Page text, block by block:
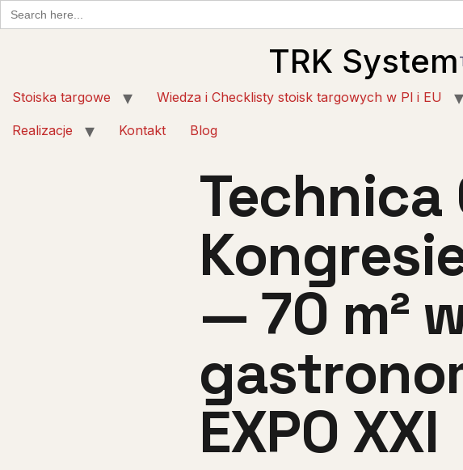
Search
for:
TRK System
Stoiska targowe Wiedza i Checklisty stoisk targowych w Pl i EU
Realizacje Kontakt Blog
Technica
— 70 m²
EXPO XXI